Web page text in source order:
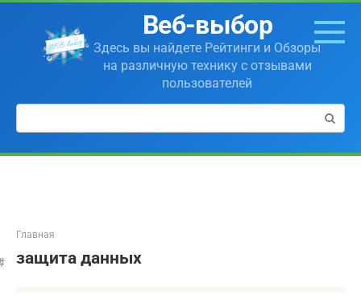
Перейти
контенту
Веб-выбор
Здесь вы найдете Рейтинги и Обзоры
на различную технику с отзывами
пользователей
Поиск:
Главная
защита данных